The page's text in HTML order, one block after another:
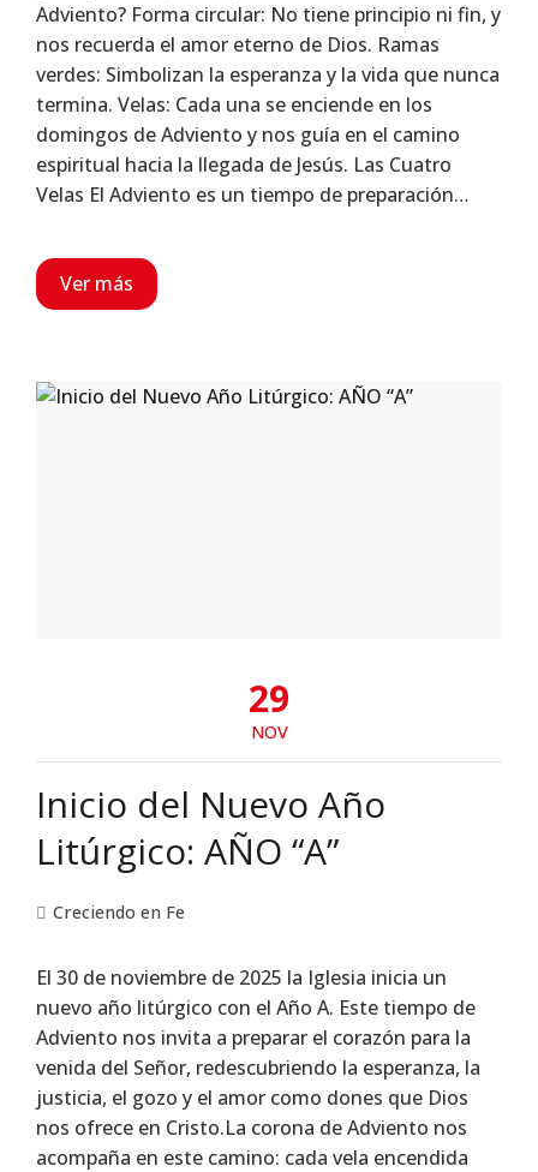
Adviento? Forma circular: No tiene principio ni fin, y
nos recuerda el amor eterno de Dios. Ramas
verdes: Simbolizan la esperanza y la vida que nunca
termina. Velas: Cada una se enciende en los
domingos de Adviento y nos guía en el camino
espiritual hacia la llegada de Jesús. Las Cuatro
Velas El Adviento es un tiempo de preparación…
Ver más
29
NOV
Inicio del Nuevo Año
Litúrgico: AÑO “A”
Creciendo en Fe
El 30 de noviembre de 2025 la Iglesia inicia un
nuevo año litúrgico con el Año A. Este tiempo de
Adviento nos invita a preparar el corazón para la
venida del Señor, redescubriendo la esperanza, la
justicia, el gozo y el amor como dones que Dios
nos ofrece en Cristo.La corona de Adviento nos
acompaña en este camino: cada vela encendida